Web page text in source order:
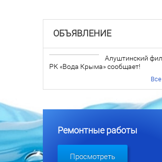
ОБЪЯВЛЕНИЕ
Алуштинский
РК «Вода Крыма» сообщает!
Ремонтные работы
Просмотреть